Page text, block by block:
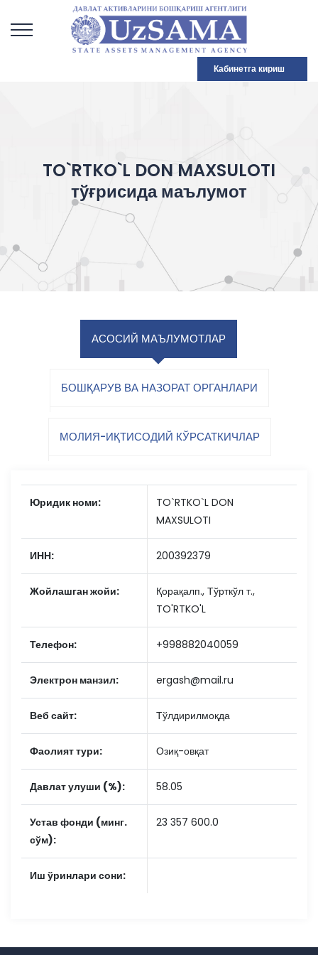
Кабинетга кириш
TO`RTKO`L DON MAXSULOTI
тўғрисида маълумот
АСОСИЙ МАЪЛУМОТЛАР
БОШҚАРУВ ВА НАЗОРАТ ОРГАНЛАРИ
МОЛИЯ-ИҚТИСОДИЙ КЎРСАТКИЧЛАР
Юридик номи:
TO`RTKO`L DON
MAXSULOTI
ИНН: 200392379
Жойлашган жойи:
Қорақалп., Тўрткўл т.,
TO'RTKO'L
Телефон: +998882040059
Электрон манзил: ergash@mail.ru
Веб сайт: Тўлдирилмоқда
Фаолият тури: Озиқ-овқат
Давлат улуши (%): 58.05
Устав фонди (минг.
сўм):
23 357 600.0
Иш ўринлари сони: